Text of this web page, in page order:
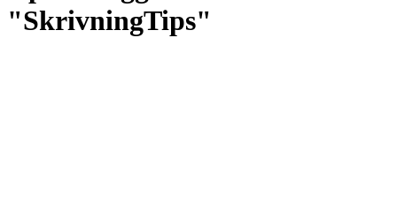
"SkrivningTips"